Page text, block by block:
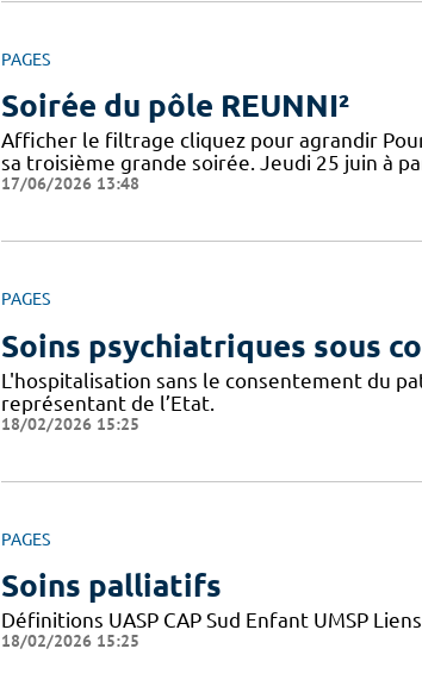
PAGES
Soirée du pôle REUNNI²
Afficher le filtrage cliquez pour agrandir
sa troisième grande soirée. Jeudi 25 juin à
17/06/2026 13:48
PAGES
Soins psychiatriques sous
L'hospitalisation sans le consentement du
représentant de l’Etat.
18/02/2026 15:25
PAGES
Soins palliatifs
Définitions UASP CAP Sud Enfant UMSP
18/02/2026 15:25